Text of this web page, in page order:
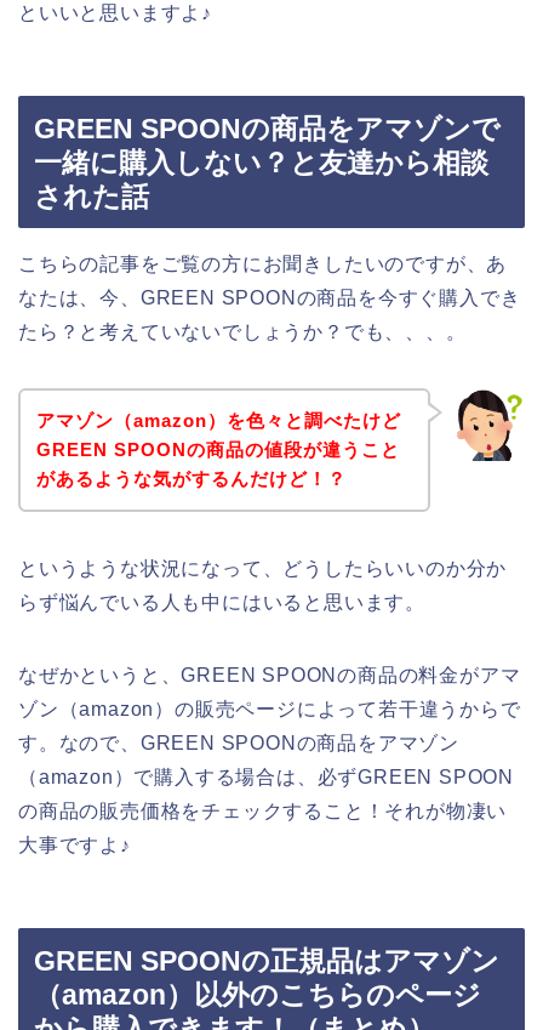
といいと思いますよ♪
GREEN SPOONの商品をアマゾンで
一緒に購入しない？と友達から相談
された話
こちらの記事をご覧の方にお聞きしたいのですが、あ
なたは、今、GREEN SPOONの商品を今すぐ購入でき
たら？と考えていないでしょうか？でも、、、。
アマゾン（amazon）を色々と調べたけど
GREEN SPOONの商品の値段が違うこと
があるような気がするんだけど！？
というような状況になって、どうしたらいいのか分か
らず悩んでいる人も中にはいると思います。
なぜかというと、GREEN SPOONの商品の料金がアマ
ゾン（amazon）の販売ページによって若干違うからで
す。なので、GREEN SPOONの商品をアマゾン
（amazon）で購入する場合は、必ずGREEN SPOON
の商品の販売価格をチェックすること！それが物凄い
大事ですよ♪
GREEN SPOONの正規品はアマゾン
（amazon）以外のこちらのページ